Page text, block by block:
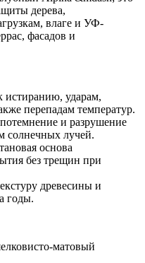
дерева,
влаге и УФ-
фасадов и
истиранию, ударам,
перепадам температур.
и разрушение
солнечных лучей.
основа
без трещин при
древесины и
годы.
матовый